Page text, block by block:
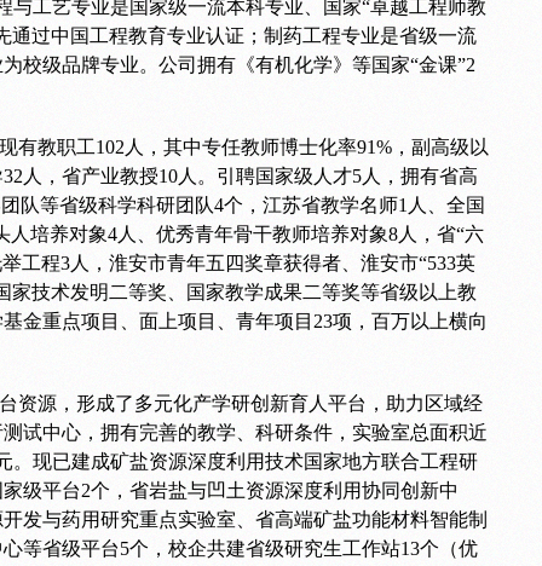
工艺专业是国家级一流本科专业、国家“卓越工程师教
通过中国工程教育专业认证；制药工程专业是省级一流
校级品牌专业。公司拥有《有机化学》等国家“金课”2
有教职工102人，其中专任教师博士化率91%，副高级以
人，省产业教授10人。引聘国家级人才5人，拥有省高
队等省级科学科研团队4个，江苏省教学名师1人、全国
培养对象4人、优秀青年骨干教师培养对象8人，省“六
工程3人，淮安市青年五四奖章获得者、淮安市“533英
家技术发明二等奖、国家教学成果二等奖等省级以上教
金重点项目、面上项目、青年项目23项，百万以上横向
资源，形成了多元化产学研创新育人平台，助力区域经
试中心，拥有完善的教学、科研条件，实验室总面积近
。现已建成矿盐资源深度利用技术国家地方联合工程研
级平台2个，省岩盐与凹土资源深度利用协同创新中
发与药用研究重点实验室、省高端矿盐功能材料智能制
等省级平台5个，校企共建省级研究生工作站13个（优